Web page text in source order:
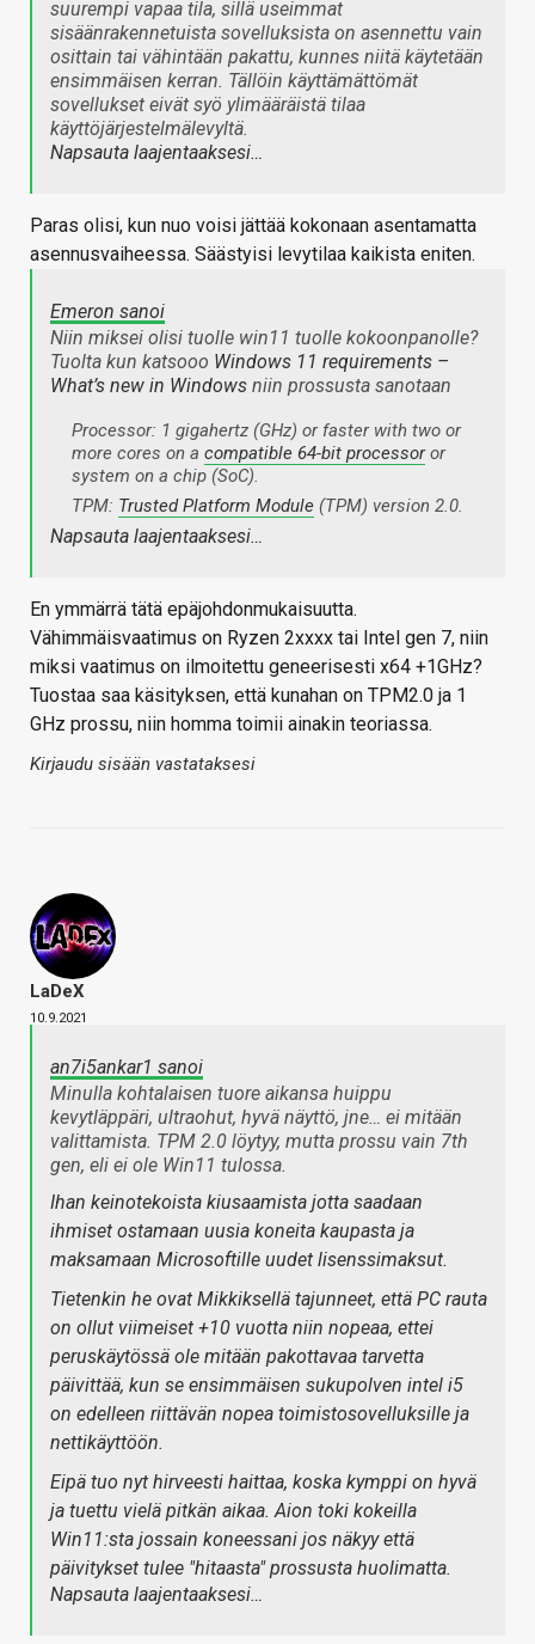
suurempi vapaa tila, sillä useimmat
sisäänrakennetuista sovelluksista on asennettu vain
osittain tai vähintään pakattu, kunnes niitä käytetään
ensimmäisen kerran. Tällöin käyttämättömät
sovellukset eivät syö ylimääräistä tilaa
käyttöjärjestelmälevyltä.
Napsauta laajentaaksesi…
Paras olisi, kun nuo voisi jättää kokonaan asentamatta
asennusvaiheessa. Säästyisi levytilaa kaikista eniten.
Emeron sanoi
Niin miksei olisi tuolle win11 tuolle kokoonpanolle?
Tuolta kun katsooo Windows 11 requirements –
What’s new in Windows niin prossusta sanotaan
Processor: 1 gigahertz (GHz) or faster with two or
more cores on a compatible 64-bit processoror
system on a chip (SoC).
TPM: Trusted Platform Module (TPM) version 2.0.
Napsauta laajentaaksesi…
En ymmärrä tätä epäjohdonmukaisuutta.
Vähimmäisvaatimus on Ryzen 2xxxx tai Intel gen 7, niin
miksi vaatimus on ilmoitettu geneerisesti x64 +1GHz?
Tuostaa saa käsityksen, että kunahan on TPM2.0 ja 1
GHz prossu, niin homma toimii ainakin teoriassa.
Kirjaudu sisään vastataksesi
LaDeX
10.9.2021
an7i5ankar1 sanoi
Minulla kohtalaisen tuore aikansa huippu
kevytläppäri, ultraohut, hyvä näyttö, jne… ei mitään
valittamista. TPM 2.0 löytyy, mutta prossu vain 7th
gen, eli ei ole Win11 tulossa.
Ihan keinotekoista kiusaamista jotta saadaan
ihmiset ostamaan uusia koneita kaupasta ja
maksamaan Microsoftille uudet lisenssimaksut.
Tietenkin he ovat Mikkiksellä tajunneet, että PC rauta
on ollut viimeiset +10 vuotta niin nopeaa, ettei
peruskäytössä ole mitään pakottavaa tarvetta
päivittää, kun se ensimmäisen sukupolven intel i5
on edelleen riittävän nopea toimistosovelluksille ja
nettikäyttöön.
Eipä tuo nyt hirveesti haittaa, koska kymppi on hyvä
ja tuettu vielä pitkän aikaa. Aion toki kokeilla
Win11:sta jossain koneessani jos näkyy että
päivitykset tulee "hitaasta" prossusta huolimatta.
Napsauta laajentaaksesi…